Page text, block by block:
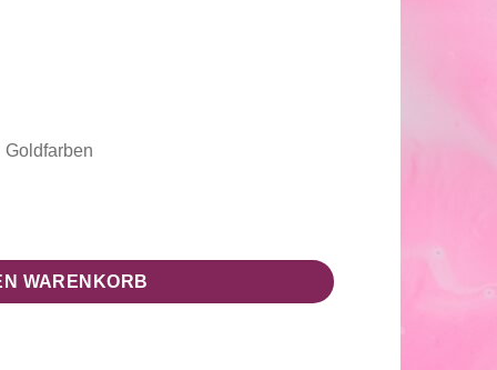
Goldfarben
WARENKORB